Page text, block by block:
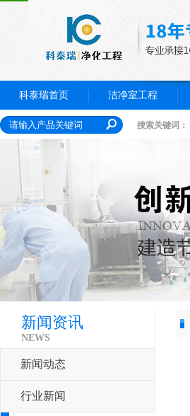
科泰瑞首页 洁净室工程
搜索关键词：
新闻资讯
NEWS
新闻动态
行业新闻